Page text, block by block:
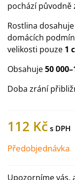
pochází původně
Rostlina dosahuje
domácích
velikosti pouze 1
Obsahuje50
Doba zrání
112 Kč
Předobjednávka
Upozorníme vás,